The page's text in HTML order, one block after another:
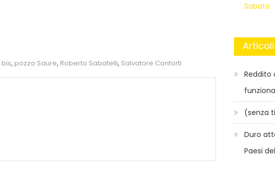
, pozzo Saure, Roberto Sabatelli, Salvatore Conforti
Sabato
Reddito
(senza
Duro
Paesi